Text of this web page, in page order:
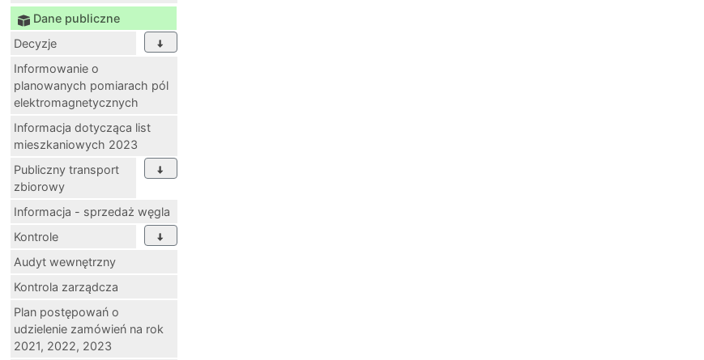
Dane publiczne
Decyzje
Informowanie o
planowanych pomiarach pól
elektromagnetycznych
Informacja dotycząca list
mieszkaniowych 2023
Publiczny transport
zbiorowy
Informacja - sprzedaż węgla
Kontrole
Audyt wewnętrzny
Kontrola zarządcza
Plan postępowań o
udzielenie zamówień na rok
2021, 2022, 2023